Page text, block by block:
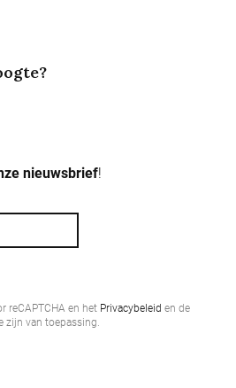
nieuwsbrief!
reCAPTCHA en het Privacybeleid en de
zijn van toepassing.